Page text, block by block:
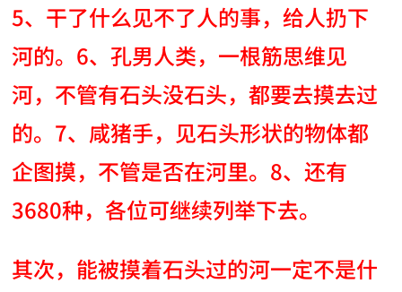
5、干了什么见不了人的事，给人扔下
河的。6、孔男人类，一根筋思维见
河，不管有石头没石头，都要去摸去过
的。7、咸猪手，见石头形状的物体都
企图摸，不管是否在河里。8、还有
3680种，各位可继续列举下去。
其次，能被摸着石头过的河一定不是什